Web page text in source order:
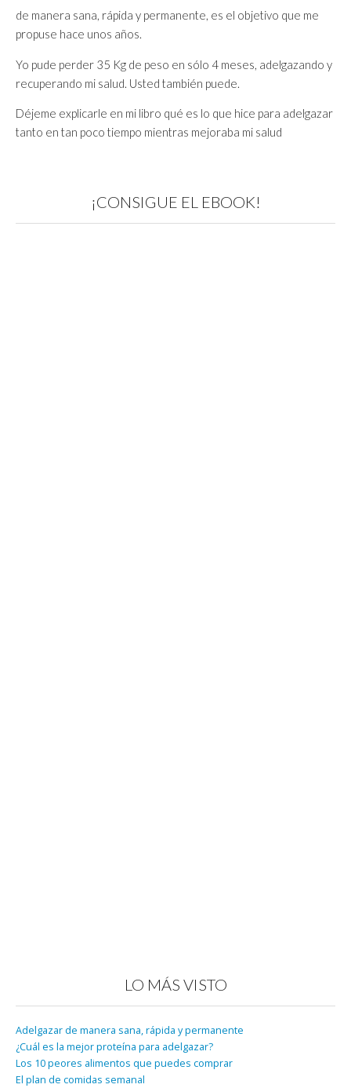
de manera sana, rápida y permanente, es el objetivo que me
propuse hace unos años.
Yo pude perder 35 Kg de peso en sólo 4 meses, adelgazando y
recuperando mi salud. Usted también puede.
Déjeme explicarle en mi libro qué es lo que hice para adelgazar
tanto en tan poco tiempo mientras mejoraba mi salud
¡CONSIGUE EL EBOOK!
LO MÁS VISTO
Adelgazar de manera sana, rápida y permanente
¿Cuál es la mejor proteína para adelgazar?
Los 10 peores alimentos que puedes comprar
El plan de comidas semanal